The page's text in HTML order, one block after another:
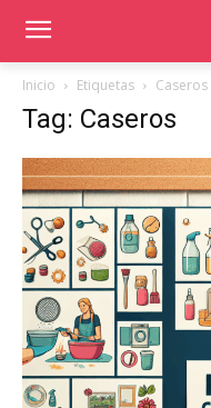
Inicio Etiquetas Caseros
Tag: Caseros